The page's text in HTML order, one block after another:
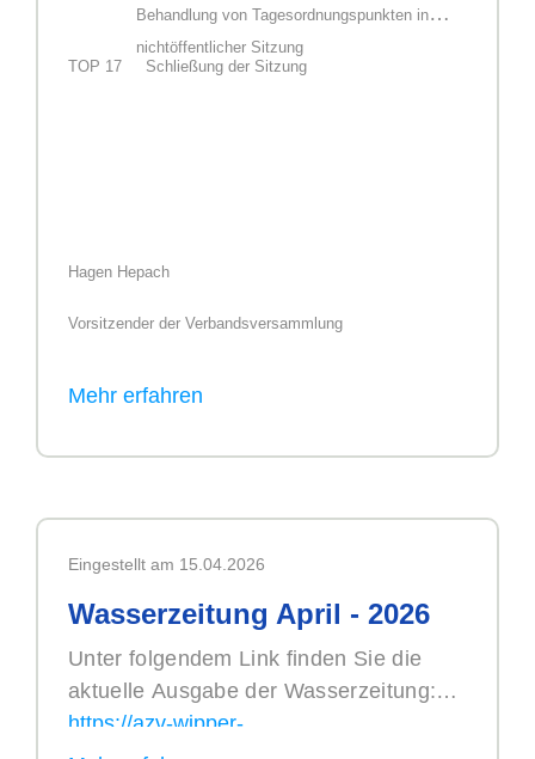
Behandlung von Tagesordnungspunkten in
nichtöffentlicher Sitzung
TOP 17 Schließung der Sitzung
Hagen Hepach
Vorsitzender der Verbandsversammlung
Eingestellt am 15.04.2026
Wasserzeitung April - 2026
Unter folgendem Link finden Sie die
aktuelle Ausgabe der Wasserzeitung:
https://azv-wipper-